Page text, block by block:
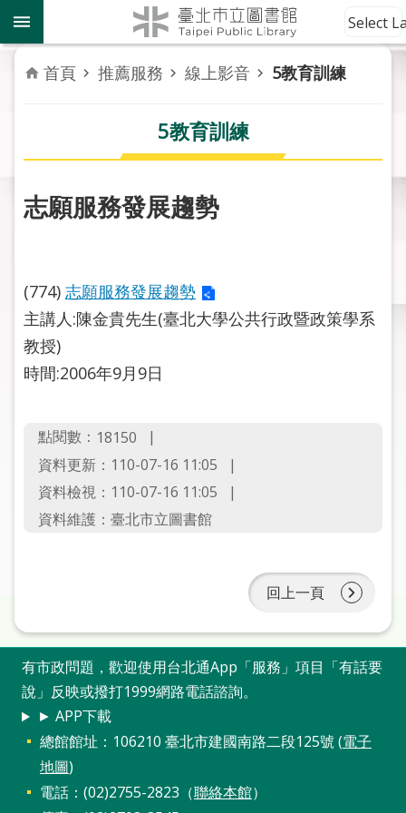
跳到主要內容區塊
到
館
資
訊
者
務
報
關
於
線
上
申
請
答
加
入
市
圖
網
Select
首頁 推薦服務 線上影音 5教育訓練
5教育訓練
志願服務發展趨勢
(774) 志願服務發展趨勢
主講人:陳金貴先生(臺北大學公共行政暨政策學系
教授)
時間:2006年9月9日
點閱數： 18150
資料更新：110-07-16 11:05
資料檢視：110-07-16 11:05
資料維護：臺北市立圖書館
回上一頁
有市政問題，歡迎使用台北通App「服務」項目「有話要
說」反映或撥打1999網路電話諮詢。
► APP下載
總館館址：106210 臺北市建國南路二段125號 (電子
地圖)
電話：(02)2755-2823（聯絡本館）